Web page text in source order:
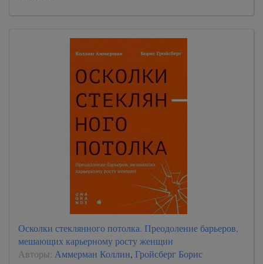
Осколки стеклянного потолка. Преодоление барьеров,
мешающих карьерному росту женщин
Авторы: Аммерман Коллин, Гройсберг Борис